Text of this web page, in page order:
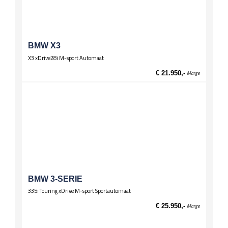
BMW X3
X3 xDrive28i M-sport Automaat
€ 21.950,- Marge
BMW 3-SERIE
335i Touring xDrive M-sport Sportautomaat
€ 25.950,- Marge